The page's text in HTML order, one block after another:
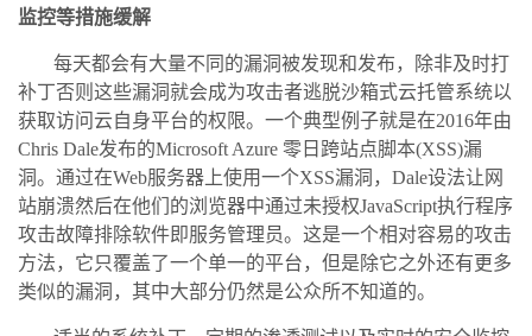
监控等措施缓解
每天都会有大量不同的漏洞被发现和发布，除非及时打
补丁否则这些漏洞就会成为攻击者逃脱沙箱式云托管系统以
获取访问云自身平台的权限。一个典型例子就是在2016年由
Chris Dale发布的Microsoft Azure 零日跨站点脚本(XSS)漏
洞。通过在Web服务器上使用一个XSS漏洞，Dale设法让网
站崩溃然后在他们的浏览器中通过未授权JavaScript执行程序
攻击故障排除软件即服务管理员。这是一个相对容易的攻击
方法，它只覆盖了一个单一的平台，但是除它之外还有更多
类似的漏洞，其中大部分仍然是公众所不知道的。